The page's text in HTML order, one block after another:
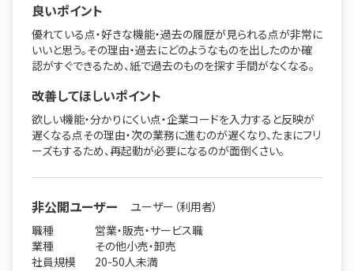
良いポイント
優れている点・好きな機能・過去の履歴が見られる点が非常に
いいと思う。その理由・過去にどのようなものを出したのか確
認がすぐできるため、紙で過去のものを探す手間がなくなる。
改善してほしいポイント
欲しい機能・分かりにくい点・企業コードを入力すると反映が
遅くなる点その理由・次の業務に進むのが遅くなり、たまにフリ
ーズもするため、再起動が必要になるのが面倒くさい。
非公開ユーザー
ユーザー（利用者）
職種
営業・販売・サービス職
業種
その他小売・卸売
社員規模
20-50人未満